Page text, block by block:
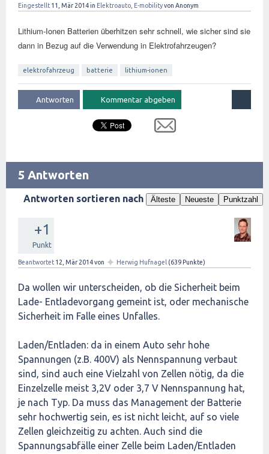
Eingestellt 11, Mär 2014in Elektroauto, E-mobilityvon Anonym
Lithium-Ionen Batterien überhitzen sehr schnell, wie sicher sind sie
dann in Bezug auf die Verwendung in Elektrofahrzeugen?
elektrofahrzeug batterie lithium-ionen
5 Antworten
Antworten sortieren nach Älteste Neueste Punktzahl
+1
Punkt
Beantwortet 12, Mär 2014von ✦ Herwig Hufnagel (639 Punkte)
Da wollen wir unterscheiden, ob die Sicherheit beim
Lade- Entladevorgang gemeint ist, oder mechanische
Sicherheit im Falle eines Unfalles.
Laden/Entladen: da in einem Auto sehr hohe
Spannungen (z.B. 400V) als Nennspannung verbaut
sind, sind auch eine Vielzahl von Zellen nötig, da die
Einzelzelle meist 3,2V oder 3,7 V Nennspannung hat,
je nach Typ. Da muss das Management der Batterie
sehr hochwertig sein, es ist nicht leicht, auf so viele
Zellen gleichzeitig zu achten. Auch sind die
Spannungsabfälle einer Zelle beim Laden/Entladen